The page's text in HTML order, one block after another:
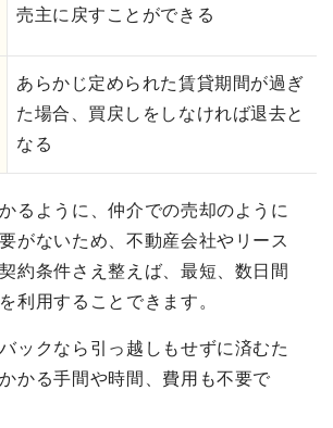
売主に戻すことができる
あらかじ定められた賃貸期間が過ぎ
た場合、買戻しをしなければ退去と
なる
るように、仲介での売却のように
がないため、不動産会社やリース
約条件さえ整えば、最短、数日間
利用することできます。
ックなら引っ越しもせずに済むた
かる手間や時間、費用も不要で